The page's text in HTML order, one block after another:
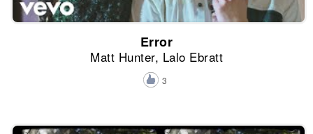
Error
Matt Hunter, Lalo Ebratt
3